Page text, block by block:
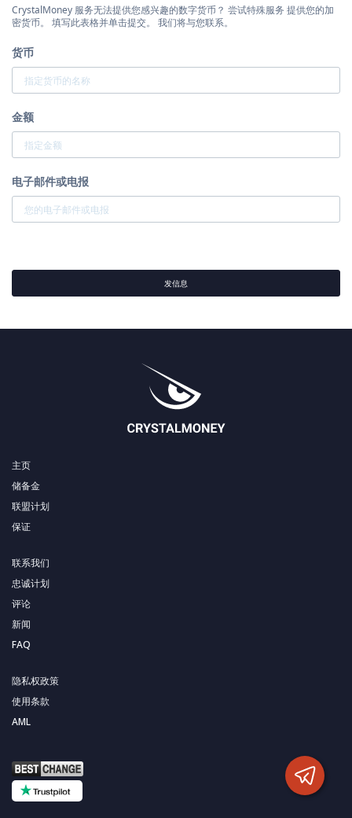
CrystalMoney 服务无法提供您感兴趣的数字货币？ 尝试特殊服务 提供您的加
密货币。 填写此表格并单击提交。 我们将与您联系。
货币
金额
电子邮件或电报
发信息
主页
储备金
联盟计划
保证
联系我们
忠诚计划
评论
新闻
FAQ
隐私权政策
使用条款
AML